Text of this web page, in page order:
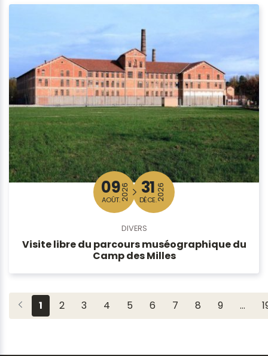
09
AOÛT.2026 31
DÉCE.2026
DIVERS
Visite libre du parcours muséographique du
Camp des Milles
1 2 3 4 5 6 7 8 9 …